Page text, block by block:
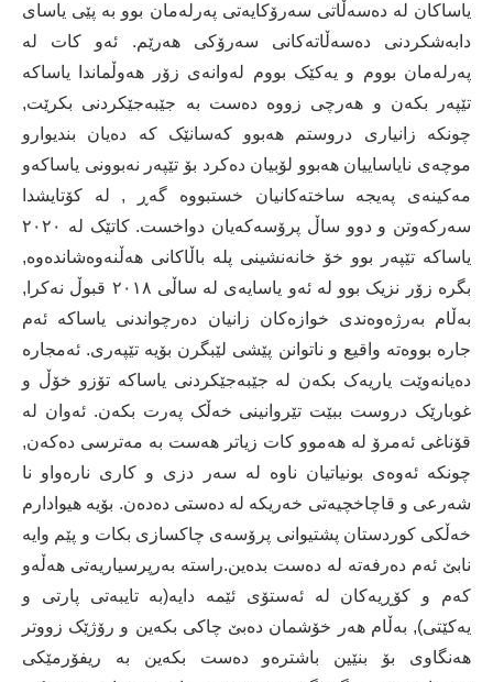
یاساکان لە دەسەڵاتی سەرۆکایەتی پەرلەمان بوو بە پێی یاسای
دابەشکردنی دەسەڵاتەکانی سەرۆکی هەرێم. ئەو کات لە
پەرلەمان بووم و یەکێک بووم لەوانەی زۆر هەوڵماندا یاساکە
تێپەر بکەن و هەرچی زووە دەست بە جێبەجێکردنی بکرێت,
چونکە زانیاری دروستم هەبوو کەسانێک کە دەیان بندیوارو
موچەی نایاساییان هەبوو لۆبیان دەکرد بۆ تێپەر نەبوونی یاساکەو
مەکینەی پەیجە ساختەکانیان خستبووە گەڕ , لە کۆتایشدا
سەرکەوتن و دوو ساڵ پرۆسەکەیان دواخست. کاتێک لە ٢٠٢٠
یاساکە تێپەر بوو خۆ خانەنشینی پلە باڵاکانی هەڵنەوەشاندەوە,
بگرە زۆر نزیک بوو لە ئەو یاسایەی لە ساڵی ٢٠١٨ قبوڵ نەکرا,
بەڵام بەرژەوەندی خوازەکان زانیان دەرچواندنی یاساکە ئەم
جارە بووەتە واقیع و ناتوانن پێشی لێبگرن بۆیە تێپەری. ئەمجارە
دەیانەوێت یاریەک بکەن لە جێبەجێکردنی یاساکە تۆزو خۆڵ و
غوبارێک دروست ببێت تێروانینی خەڵک پەرت بکەن. ئەوان لە
قۆناغی ئەمرۆ لە هەموو کات زیاتر هەست بە مەترسی دەکەن,
چونکە ئەوەی بونیاتیان ناوە لە سەر دزی و کاری نارەواو نا
شەرعی و قاچاخچیەتی خەریکە لە دەستی دەدەن. بۆیە هیوادارم
خەڵکی کوردستان پشتیوانی پرۆسەی چاکسازی بکات و پێم وایە
نابێ ئەم دەرفەتە لە دەست بدەین.راستە بەرپرسیاریەتی هەڵەو
کەم و کۆڕیەکان لە ئەستۆی ئێمە دایە(بە تایبەتی پارتی و
یەکێتی), بەڵام هەر خۆشمان دەبێ چاکی بکەین و رۆژێک زووتر
هەنگاوی بۆ بنێین باشترەو دەست بکەین بە ریفۆرمێکی